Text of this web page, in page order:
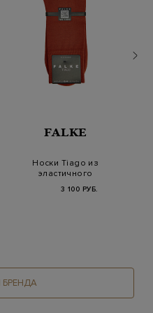
FALKE
Носки Tiago из
эластичного
мерсеризованного
хлопка
3 100 РУБ.